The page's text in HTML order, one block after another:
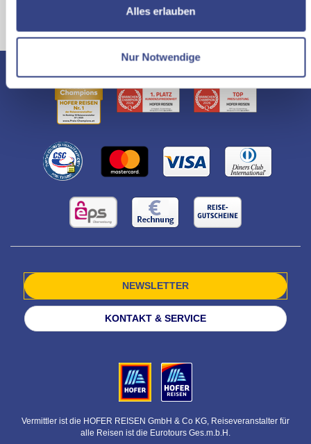
ermöglichen, dabei kommt es auch zu Übermittlungen Ihrer
Mit Klick auf "Alles erlauben" stimmen Sie der Verwendung
der Cookies & Plugins auf unseren Webseiten zu.
Alles erlauben
Nur Notwendige
NEWSLETTER
KONTAKT & SERVICE
Vermittler ist die HOFER REISEN GmbH & Co KG, Reiseveranstalter für
alle Reisen ist die Eurotours Ges.m.b.H.